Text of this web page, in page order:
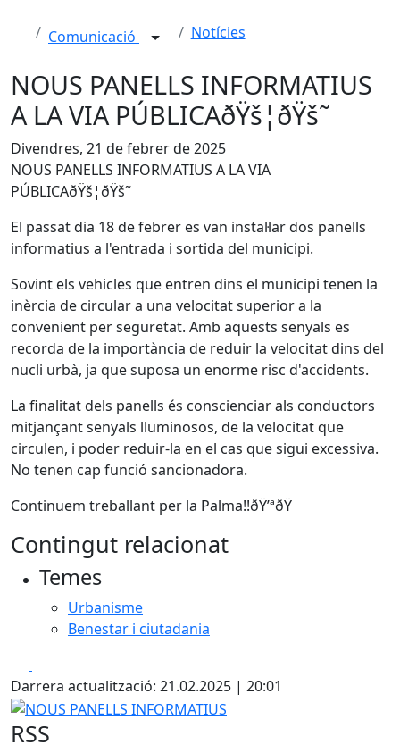
Comunicació Notícies
NOUS PANELLS INFORMATIUS
A LA VIA PÚBLICAðŸš¦ðŸš˜
Divendres, 21 de febrer de 2025
NOUS PANELLS INFORMATIUS A LA VIA
PÚBLICAðŸš¦ðŸš˜
El passat dia 18 de febrer es van instal·lar dos panells
informatius a l'entrada i sortida del municipi.
Sovint els vehicles que entren dins el municipi tenen la
inèrcia de circular a una velocitat superior a la
convenient per seguretat. Amb aquests senyals es
recorda de la importància de reduir la velocitat dins del
nucli urbà, ja que suposa un enorme risc d'accidents.
La finalitat dels panells és conscienciar als conductors
mitjançant senyals lluminosos, de la velocitat que
circulen, i poder reduir-la en el cas que sigui excessiva.
No tenen cap funció sancionadora.
Continuem treballant per la Palma!!ðŸ’ªðŸ
Contingut relacionat
Temes
Urbanisme
Benestar i ciutadania
Darrera actualització: 21.02.2025 | 20:01
NOUS PANELLS INFORMATIUS
RSS